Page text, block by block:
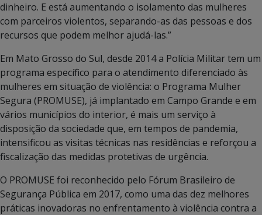
dinheiro. E está aumentando o isolamento das mulheres
com parceiros violentos, separando-as das pessoas e dos
recursos que podem melhor ajudá-las.”
Em Mato Grosso do Sul, desde 2014 a Polícia Militar tem um
programa específico para o atendimento diferenciado às
mulheres em situação de violência: o Programa Mulher
Segura (PROMUSE), já implantado em Campo Grande e em
vários municípios do interior, é mais um serviço à
disposição da sociedade que, em tempos de pandemia,
intensificou as visitas técnicas nas residências e reforçou a
fiscalização das medidas protetivas de urgência.
O PROMUSE foi reconhecido pelo Fórum Brasileiro de
Segurança Pública em 2017, como uma das dez melhores
práticas inovadoras no enfrentamento à violência contra a